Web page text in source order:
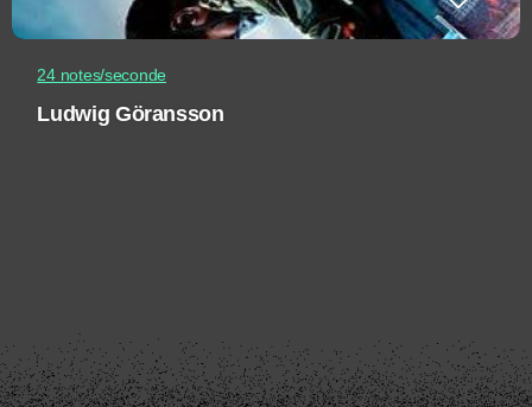
24 notes/seconde
Ludwig Göransson